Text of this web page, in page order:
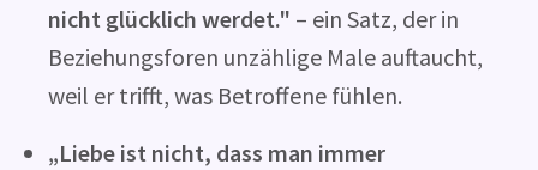
nicht glücklich werdet." – ein Satz, der in
Beziehungsforen unzählige Male auftaucht,
weil er trifft, was Betroffene fühlen.
„Liebe ist nicht, dass man immer